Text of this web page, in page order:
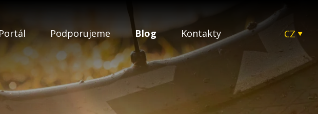
Podporujeme Blog Kontakty
CZ
SK